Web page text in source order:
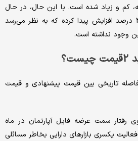
کم و زیاد شده است. با این حال، در حال
حاضر شکاف 2 قیمت به 27 درصد افزایش پیدا کرده که به نظر می‌رسد
وجود نداشته است.
فاصله تاریخی بین قیمت پیشنهادی و قیمت
رفتار سمت عرضه فایل آپارتمان در ماه
یکسری بازارهای دارایی بخاطر مسائلی